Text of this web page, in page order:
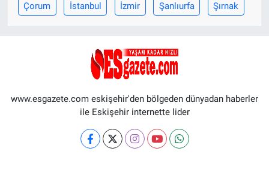
Çorum İstanbul İzmir Şanlıurfa Şırnak
www.esgazete.com eskişehir'den bölgeden dünyadan haberler
ile Eskişehir internette lider